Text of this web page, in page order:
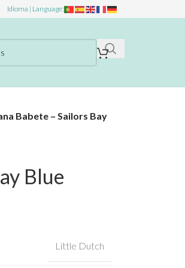
Idioma | Language:
Babete – Sailors Bay
Blue
Little Dutch